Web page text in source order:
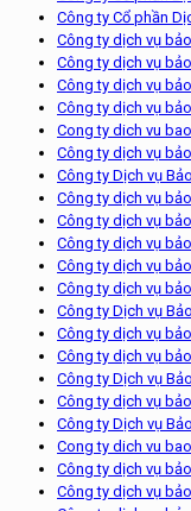
Công ty Cổ phần
Công ty dịch vụ
Công ty dịch vụ
Công ty dịch vụ
Công ty dịch vụ
Cong ty dich vu
Công ty dịch vụ
Công ty Dịch vụ
Công ty dịch vụ
Công ty dịch vụ
Công ty dịch vụ
Công ty dịch vụ
Công ty dịch vụ
Công ty Dịch vụ
Công ty dịch vụ
Công ty dịch vụ
Công ty Dịch vụ
Công ty dịch vụ
Công ty Dịch vụ
Cong ty dich vu
Công ty dịch vụ
Công ty dịch vụ